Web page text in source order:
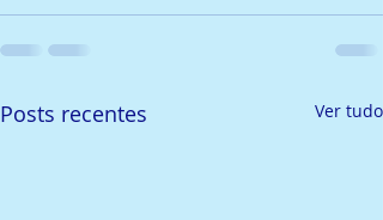
Posts recentes Ver tudo